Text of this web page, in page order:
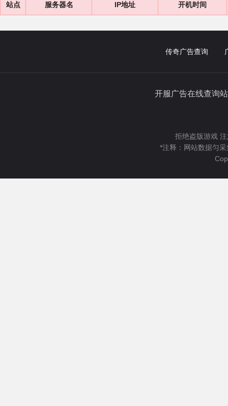
站点 服务器名 IP地址 开机时间
传奇广告查询
开服广告在线查
拒绝盗版游戏
*注释：网站数据匀